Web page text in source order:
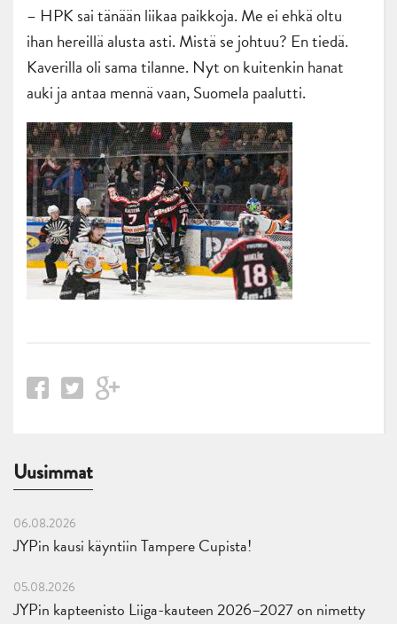
– HPK sai tänään liikaa paikkoja. Me ei ehkä oltu
ihan hereillä alusta asti. Mistä se johtuu? En tiedä.
Kaverilla oli sama tilanne. Nyt on kuitenkin hanat
auki ja antaa mennä vaan, Suomela paalutti.
Uusimmat
06.08.2026
JYPin kausi käyntiin Tampere Cupista!
05.08.2026
JYPin kapteenisto Liiga-kauteen 2026–2027 on nimetty